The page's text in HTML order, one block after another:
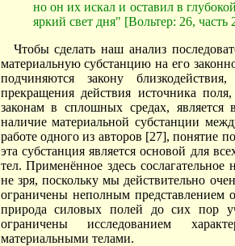
но он их искал и оставил в
яркий свет дня" [Вольтер: 26, часть
Чтобы сделать наш анализ
материальную субстанцию на его
подчиняются закону
прекращения действия источника
законам в сплошных средах, является
наличие материальной субстанции
работе одного из авторов [27], понятие
эта субстанция является основой для
тел. Применённое здесь
не зря, поскольку мы действительно
ограничены неполным представлением
природа силовых полей до сих пор
ограничены исследованием
материальными телами.